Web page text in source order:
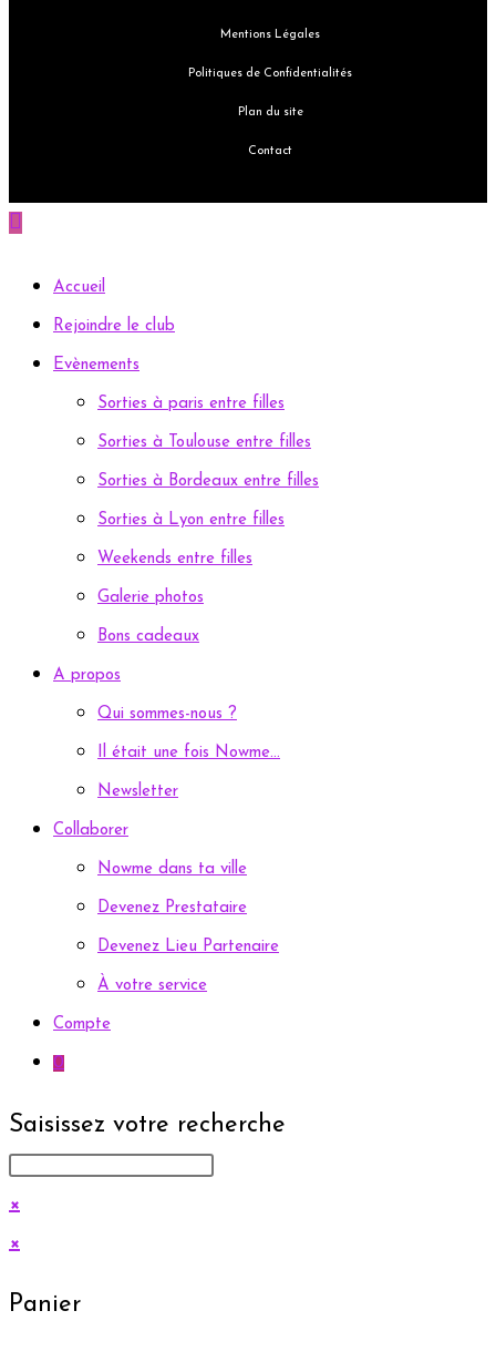
Mentions Légales
Politiques de Confidentialités
Plan du site
Contact
Accueil
Rejoindre le club
Evènements
Sorties à paris entre filles
Sorties à Toulouse entre filles
Sorties à Bordeaux entre filles
Sorties à Lyon entre filles
Weekends entre filles
Galerie photos
Bons cadeaux
A propos
Qui sommes-nous ?
Il était une fois Nowme…
Newsletter
Collaborer
Nowme dans ta ville
Devenez Prestataire
Devenez Lieu Partenaire
À votre service
Compte
0
Saisissez votre recherche
×
×
Panier